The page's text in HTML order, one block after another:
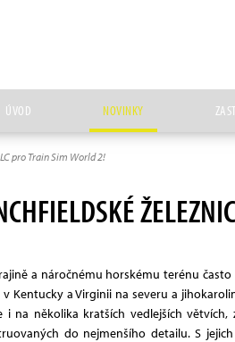
ÚVOD NOVINKY
pro Train Sim World 2!
a náročnému horskému terénu
Kentucky a Virginii na severu a
na několika kratších vedlejších
do nejmenšího detailu. S